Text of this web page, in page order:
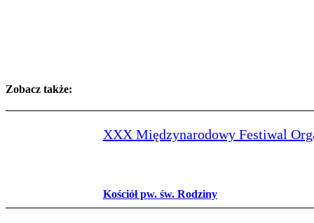
Zobacz także:
XXX Międzynarodowy Festiwal
Kościół pw. św. Rodziny